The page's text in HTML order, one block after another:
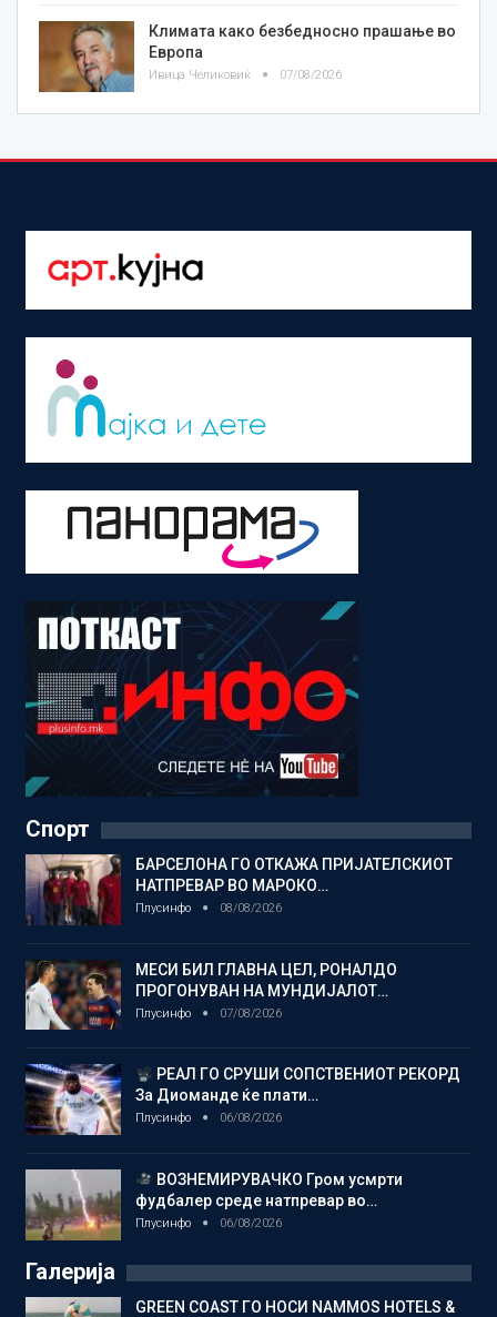
Климата како безбедносно прашање во
Европа
Ивица Челиковиќ 07/08/2026
Спорт
БАРСЕЛОНА ГО ОТКАЖА ПРИЈАТЕЛСКИОТ
НАТПРЕВАР ВО МАРОКО…
Плусинфо 08/08/2026
МЕСИ БИЛ ГЛАВНА ЦЕЛ, РОНАЛДО
ПРОГОНУВАН НА МУНДИЈАЛОТ…
Плусинфо 07/08/2026
РЕАЛ ГО СРУШИ СОПСТВЕНИОТ РЕКОРД
За Диоманде ќе плати…
Плусинфо 06/08/2026
ВОЗНЕМИРУВАЧКО Гром усмрти
фудбалер среде натпревар во…
Плусинфо 06/08/2026
Галерија
GREEN COAST ГО НОСИ NAMMOS HOTELS &